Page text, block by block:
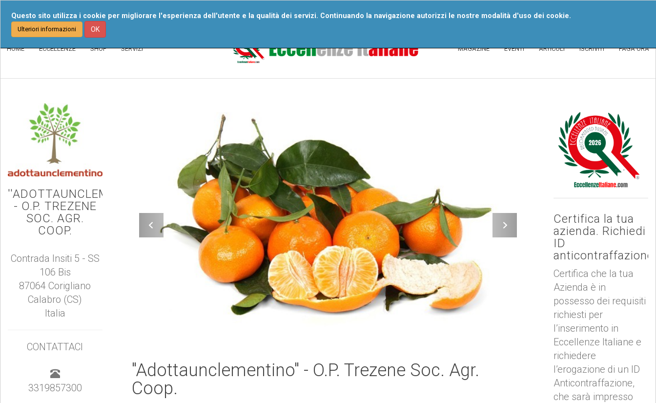
Questo sito utilizza i cookie per migliorare l'esperienza dell'utente e la qualità dei servizi. Continuando la navigazione autorizzi le nostre modalità d'uso dei cookie.
Ulteriori informazioni OK
HOME ECCELLENZE SHOP SERVIZI MAGAZINE EVENTI ARTICOLI ISCRIVITI PAGA ORA
''Adottaunclementino'' - O.P. Trezene Soc. Agr.
Coop.
''ADOTTAUNCLEMENTINO''
- O.P. TREZENE
SOC. AGR.
COOP.
Contrada Insiti 5 - SS
106 Bis
87064 Corigliano
Calabro (CS)
Italia
CONTATTACI
3319857300
Certifica la tua
azienda. Richiedi
ID
anticontraffazione
Certifica che la tua
Azienda è in
possesso dei requisiti
richiesti per
l’inserimento in
Eccellenze Italiane e
richiedere
l’erogazione di un ID
Anticontraffazione,
che sarà impresso